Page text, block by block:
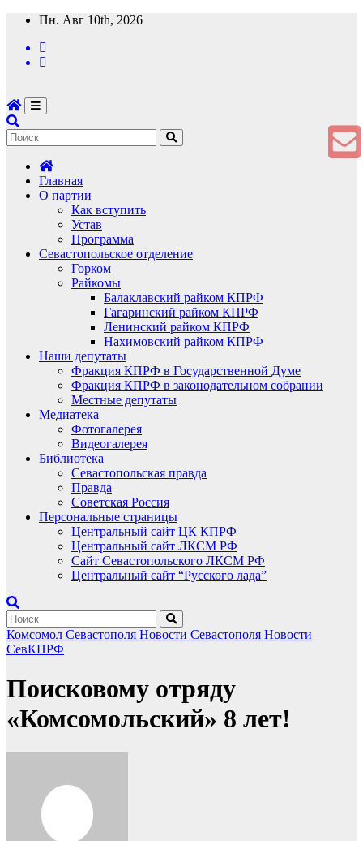
Перейти
содержимому
Пн. Авг 10th, 2026
Главная
О партии
Как вступить
Устав
Программа
Севастопольское отделение
Горком
Райкомы
Балаклавский райком КПРФ
Гагаринский райком КПРФ
Ленинский райком КПРФ
Нахимовский райком КПРФ
Наши депутаты
Фракция КПРФ в Государственной Думе
Фракция КПРФ в законодательном собрании
Местные депутаты
Медиатека
Фотогалерея
Видеогалерея
Библиотека
Севастопольская правда
Правда
Советская Россия
Персональные страницы
Центральный сайт ЦК КПРФ
Центральный сайт ЛКСМ РФ
Сайт Севастопольского ЛКСМ РФ
Центральный сайт “Русского лада”
Комсомол Севастополя Новости Севастополя Новости
СевКПРФ
Поисковому отряду
«Комсомольский» 8 лет!